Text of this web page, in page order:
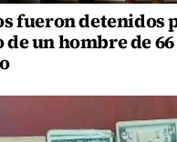
fueron detenidos
un hombre de 66